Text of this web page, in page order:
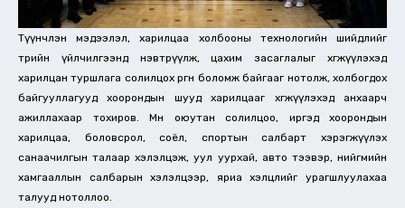
Түүнчлэн мэдээлэл, харилцаа холбооны технологийн шийдлийг
төрийн үйлчилгээнд нэвтрүүлж, цахим засаглалыг хөгжүүлэхэд
харилцан туршлага солилцох өргөн боломж байгааг нотолж, холбогдох
байгууллагууд хоорондын шууд харилцааг хөгжүүлэхэд анхаарч
ажиллахаар тохиров. Мөн оюутан солилцоо, иргэд хоорондын
харилцаа, боловсрол, соёл, спортын салбарт хэрэгжүүлэх
санаачилгын талаар хэлэлцэж, уул уурхай, авто тээвэр, нийгмийн
хамгааллын салбарын хэлэлцээр, яриа хэлцлийг урагшлуулахаа
талууд нотоллоо.